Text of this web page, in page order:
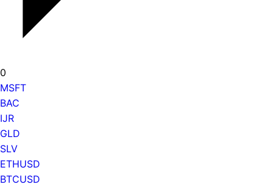
0
MSFT
BAC
IJR
GLD
SLV
ETHUSD
BTCUSD